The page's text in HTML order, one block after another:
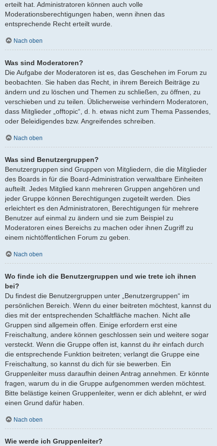
erteilt hat. Administratoren können auch volle
Moderationsberechtigungen haben, wenn ihnen das
entsprechende Recht erteilt wurde.
Nach oben
Was sind Moderatoren?
Die Aufgabe der Moderatoren ist es, das Geschehen im Forum zu
beobachten. Sie haben das Recht, in ihrem Bereich Beiträge zu
ändern und zu löschen und Themen zu schließen, zu öffnen, zu
verschieben und zu teilen. Üblicherweise verhindern Moderatoren,
dass Mitglieder „offtopic“, d. h. etwas nicht zum Thema Passendes,
oder Beleidigendes bzw. Angreifendes schreiben.
Nach oben
Was sind Benutzergruppen?
Benutzergruppen sind Gruppen von Mitgliedern, die die Mitglieder
des Boards in für die Board-Administration verwaltbare Einheiten
aufteilt. Jedes Mitglied kann mehreren Gruppen angehören und
jeder Gruppe können Berechtigungen zugeteilt werden. Dies
erleichtert es den Administratoren, Berechtigungen für mehrere
Benutzer auf einmal zu ändern und sie zum Beispiel zu
Moderatoren eines Bereichs zu machen oder ihnen Zugriff zu
einem nichtöffentlichen Forum zu geben.
Nach oben
Wo finde ich die Benutzergruppen und wie trete ich ihnen
bei?
Du findest die Benutzergruppen unter „Benutzergruppen“ im
persönlichen Bereich. Wenn du einer beitreten möchtest, kannst du
dies mit der entsprechenden Schaltfläche machen. Nicht alle
Gruppen sind allgemein offen. Einige erfordern erst eine
Freischaltung, andere können geschlossen sein und weitere sogar
versteckt. Wenn die Gruppe offen ist, kannst du ihr einfach durch
die entsprechende Funktion beitreten; verlangt die Gruppe eine
Freischaltung, so kannst du dich für sie bewerben. Ein
Gruppenleiter muss daraufhin deinen Antrag annehmen. Er könnte
fragen, warum du in die Gruppe aufgenommen werden möchtest.
Bitte belästige keinen Gruppenleiter, wenn er dich ablehnt, er wird
einen Grund dafür haben.
Nach oben
Wie werde ich Gruppenleiter?